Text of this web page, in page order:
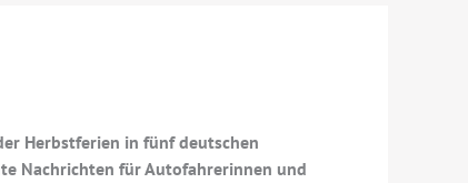
Herbstferien in fünf deutschen
Nachrichten für Autofahrerinnen und